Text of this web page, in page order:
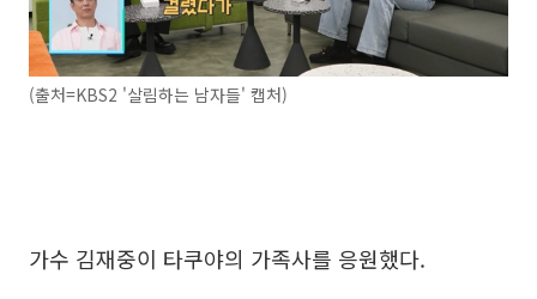
(출처=KBS2 '살림하는 남자들' 캡처)
가수 김재중이 타쿠야의 가족사를 응원했다.